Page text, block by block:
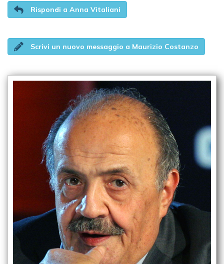
Rispondi a Anna Vitaliani
Scrivi un nuovo messaggio a Maurizio Costanzo